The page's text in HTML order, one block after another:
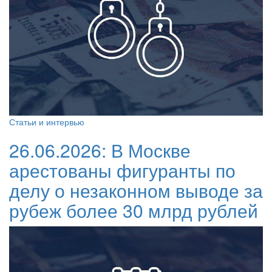
Статьи и интервью
26.06.2026: В Москве
арестованы фигуранты по
делу о незаконном выводе за
рубеж более 30 млрд рублей